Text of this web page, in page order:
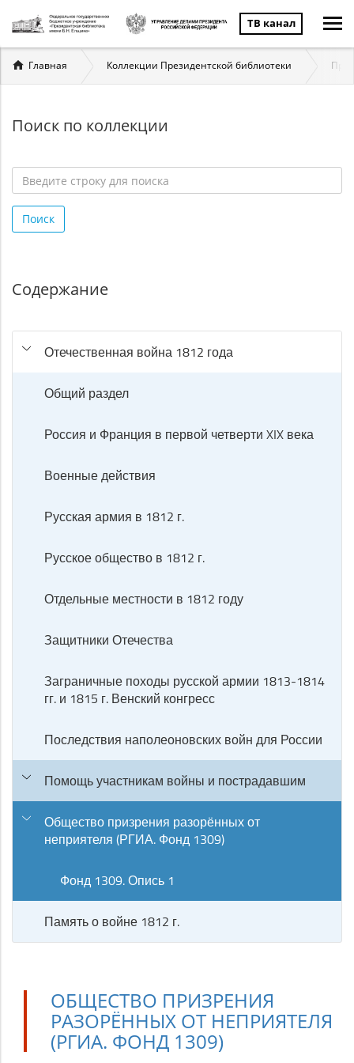
ТВ канал
Вы
здесь
Главная Коллекции Президентской библиотеки
Поиск по коллекции
строку
для
Поиск
Содержание
Отечественная война 1812 года
Общий раздел
Россия и Франция в первой четверти XIX века
Военные действия
Русская армия в 1812 г.
Русское общество в 1812 г.
Отдельные местности в 1812 году
Защитники Отечества
Заграничные походы русской армии 1813-1814
гг. и 1815 г. Венский конгресс
Последствия наполеоновских войн для России
Помощь участникам войны и пострадавшим
Общество призрения разорённых от
неприятеля (РГИА. Фонд 1309)
Фонд 1309. Опись 1
Память о войне 1812 г.
ОБЩЕСТВО ПРИЗРЕНИЯ
РАЗОРЁННЫХ ОТ НЕПРИЯТЕЛЯ
(РГИА. ФОНД 1309)